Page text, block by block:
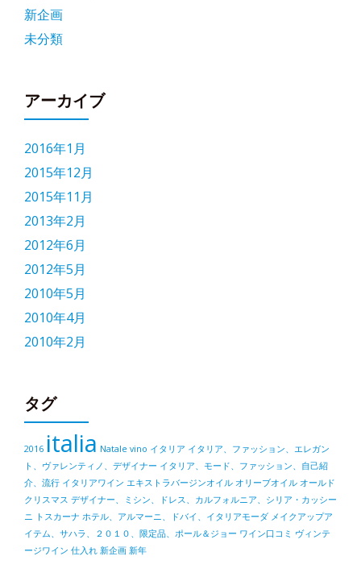
新企画
未分類
アーカイブ
2016年1月
2015年12月
2015年11月
2013年2月
2012年6月
2012年5月
2010年5月
2010年4月
2010年2月
タグ
2016 italia Natale vino イタリア イタリア、ファッション、エレガン
ト、ヴァレンティノ、デザイナー イタリア、モード、ファッション、自己紹
介、流行 イタリアワイン エキストラバージンオイル オリーブオイル オールド
クリスマス デザイナー、ミシン、ドレス、カルフォルニア、シリア・カッシー
ニ トスカーナ ホテル、アルマーニ、ドバイ、イタリアモーダ メイクアップア
イテム、サハラ、２０１０、限定品、ポール＆ジョー ワイン口コミ ヴィンテ
ージワイン 仕入れ 新企画 新年